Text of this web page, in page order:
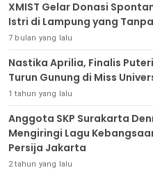
XMIST Gelar Donasi
Istri di Lampung yang
7 bulan yang lalu
Nastika Aprilia, Finalis
Turun Gunung di Miss
1 tahun yang lalu
Anggota SKP Surakarta
Mengiringi Lagu
Persija Jakarta
2 tahun yang lalu